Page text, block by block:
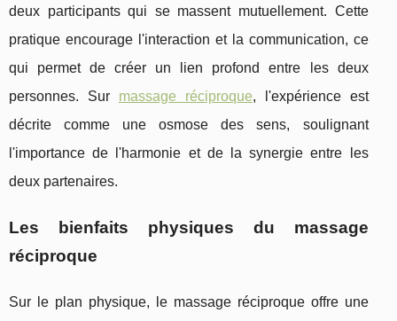
deux participants qui se massent mutuellement. Cette
pratique encourage l'interaction et la communication, ce
qui permet de créer un lien profond entre les deux
personnes. Sur massage réciproque, l'expérience est
décrite comme une osmose des sens, soulignant
l'importance de l'harmonie et de la synergie entre les
deux partenaires.
Les bienfaits physiques du massage
réciproque
Sur le plan physique, le massage réciproque offre une